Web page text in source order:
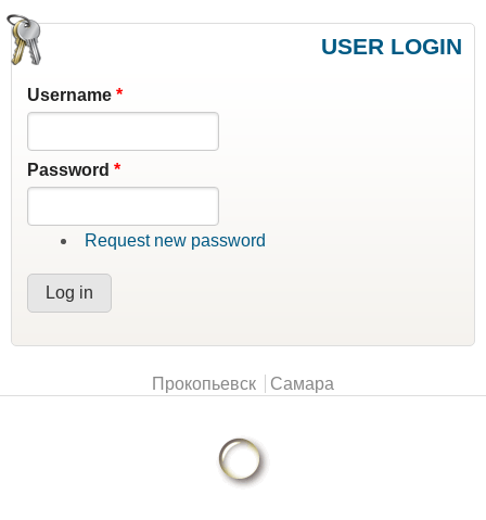
USER LOGIN
Username*
Password*
Request new password
Прокопьевск Самара